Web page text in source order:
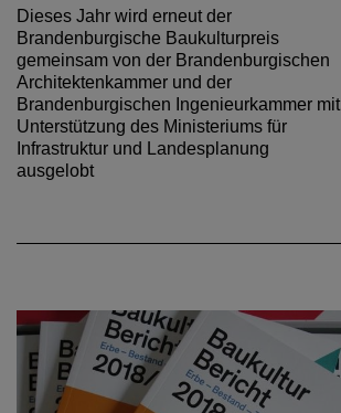
Dieses Jahr wird erneut der
Brandenburgische Baukulturpreis
gemeinsam von der Brandenburgischen
Architektenkammer und der
Brandenburgischen Ingenieurkammer mit
Unterstützung des Ministeriums für
Infrastruktur und Landesplanung
ausgelobt